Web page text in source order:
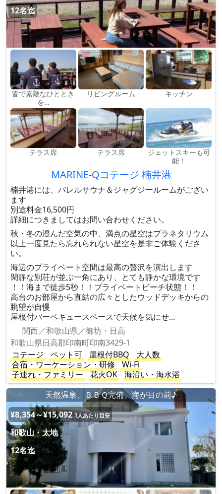
12名迄
皆で素敵なひととき
を…
リビングルーム キッチン
テラス席 テラス席
ジェットスキーも可
能！
MARINE-Qコテージ 楠井港
楠井港には、バレルサウナ＆ジャグジールームがござい
ます
別途料金16,500円
詳細につきましてはお問い合わせください。
秋・冬の澄んだ空気の中、満点の星空はプラネタリウム
以上一度見たら忘れられない星空を是非ご体験くださ
い。
海辺のプライベート空間は最高の贅沢を演出します
閑静な別荘が並ぶ一角にあり、とても静かな環境です
！！海まで徒歩5秒！！プライベートビーチ状態！！
高台のお部屋から直結の広々としたウッドデッキからの
眺望が自慢
屋根付バーベキュースペースで天候を気にせ…
関西／和歌山県／御坊・日高
和歌山県日高郡印南町印南3429-1
コテージ
ペット可 屋根付BBQ
大人数
合宿・ワーケーション・研修
Wi-Fi
子連れ・ファミリー
花火OK
海沿い・海水浴
天然温泉、ＢＢＱ完備、海が目の前♪
¥8,354～¥15,092 1人あたり目安
和歌山・太地
12名迄